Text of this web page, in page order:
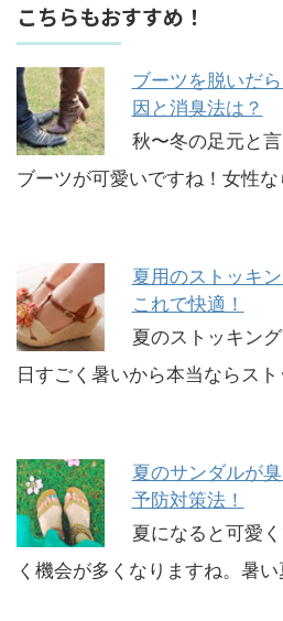
こちらもおすすめ！
ブーツを脱いだ
因と消臭法は？
秋〜冬の足元と
ブーツが可愛いですね！女性
夏用のストッキ
これで快適！
夏のストッキン
日すごく暑いから本当ならス
夏のサンダルが
予防対策法！
夏になると可愛
く機会が多くなりますね。暑